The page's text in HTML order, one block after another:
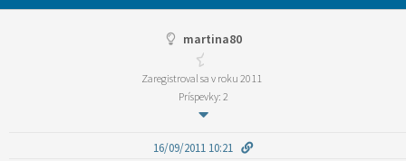
martina80
Zaregistroval sa v roku 2011
Príspevky: 2
16/09/2011 10:21